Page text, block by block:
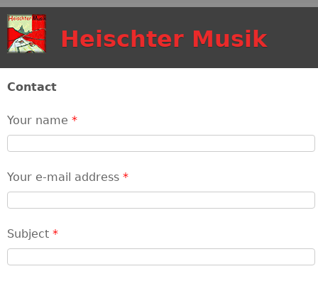
Heischter Musik
Contact
Your name *
Your e-mail address *
Subject *